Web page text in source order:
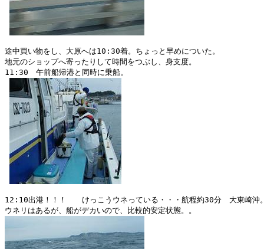
途中買い物をし、大原へは10:30着。ちょっと早めについた。
地元のショップへ寄ったりして時間をつぶし、身支度。
11:30　午前船帰港と同時に乗船。
12:10出港！！！　　けっこうウネっている・・・航程約30分　大東崎沖